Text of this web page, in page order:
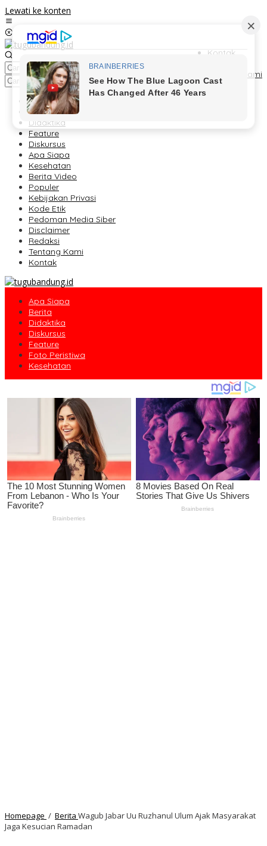
Lewati ke konten
Kontak
Tentang Kami
Berita
Foto Peristiwa
Didaktika
Feature
Diskursus
Apa Siapa
Kesehatan
Berita Video
Populer
Kebijakan Privasi
Kode Etik
Pedoman Media Siber
Disclaimer
Redaksi
Tentang Kami
Kontak
Apa Siapa
Berita
Didaktika
Diskursus
Feature
Foto Peristiwa
Kesehatan
Homepage / Berita Wagub Jabar Uu Ruzhanul Ulum Ajak Masyarakat
Jaga Kesucian Ramadan